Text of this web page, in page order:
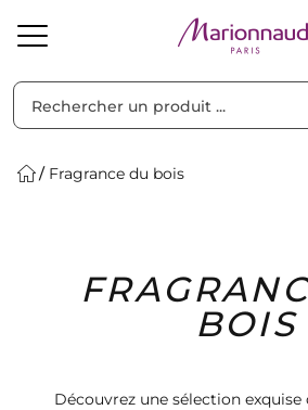
Solaire Homme Marques
Fragrance du bois
BOIS
Découvrez une sélection exquise